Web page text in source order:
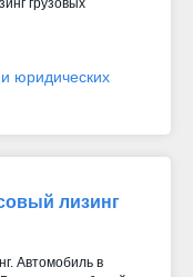
юридических
лизинг
Автомобиль в